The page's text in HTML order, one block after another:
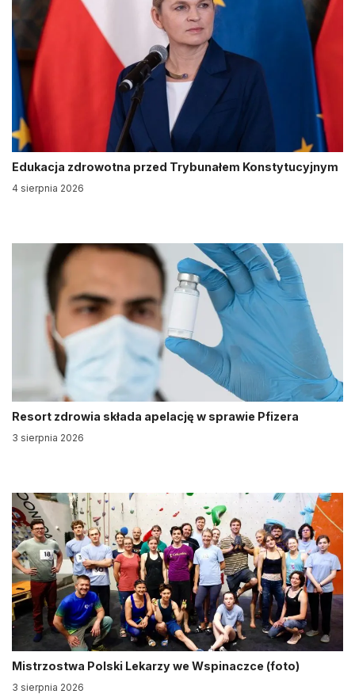
Edukacja zdrowotna przed Trybunałem Konstytucyjnym
4 sierpnia 2026
Resort zdrowia składa apelację w sprawie Pfizera
3 sierpnia 2026
Mistrzostwa Polski Lekarzy we Wspinaczce (foto)
3 sierpnia 2026